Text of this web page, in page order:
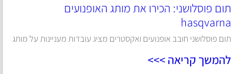
תום פוסלושני: הכירו את מותג האופנועים
hasqvarna
תום פוסלושני חובב אופנועים ואקסטרים מציג עובדות מעניינות על מותג
להמשך קריאה >>>